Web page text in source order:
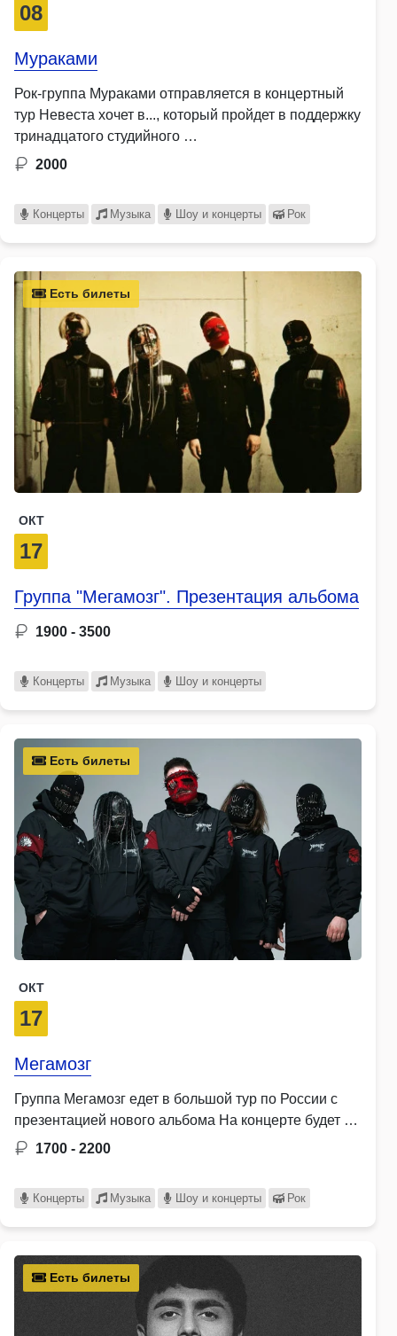
08
Мураками
Рок-группа Мураками отправляется в концертный
тур Невеста хочет в..., который пройдет в поддержку
тринадцатого студийного …
2000
Концерты Музыка Шоу и концерты Рок
Есть билеты
ОКТ
17
Группа "Мегамозг". Презентация альбома
1900 - 3500
Концерты Музыка Шоу и концерты
Есть билеты
ОКТ
17
Мегамозг
Группа Мегамозг едет в большой тур по России с
презентацией нового альбома На концерте будет …
1700 - 2200
Концерты Музыка Шоу и концерты Рок
Есть билеты